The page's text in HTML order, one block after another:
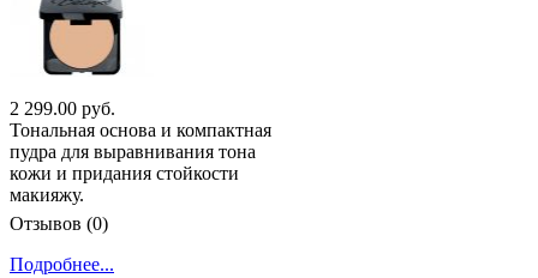
2 299.00 руб.
Тональная основа и компактная
пудра для выравнивания тона
кожи и придания стойкости
макияжу.
Отзывов (0)
Подробнее...